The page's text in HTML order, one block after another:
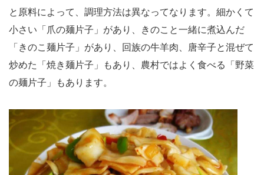
と原料によって、調理方法は異なってなります。細かくて
小さい「爪の麺片子」があり、きのこと一緒に煮込んだ
「きのこ麺片子」があり、回族の牛羊肉、唐辛子と混ぜて
炒めた「焼き麺片子」もあり、農村ではよく食べる「野菜
の麺片子」もあります。